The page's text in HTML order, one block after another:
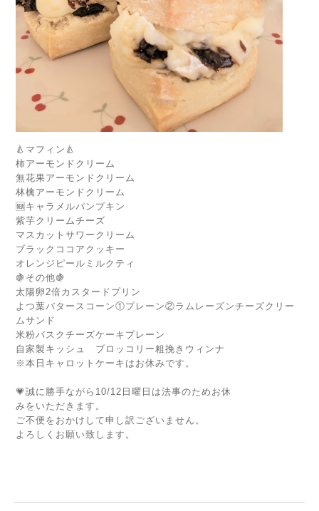
🍐マフィン🍐
柿アーモンドクリーム
無花果アーモンドクリーム
林檎アーモンドクリーム
🆕キャラメルパンプキン
紫芋クリームチーズ
マスカットサワークリーム
ブラックココアクッキー
オレンジピールミルクティ
🍇その他🍇
太陽卵2倍カスタードプリン
よつ葉バタースコーン①プレーン②ラムレーズンチーズクリー
ムサンド
米粉バスクチーズケーキプレーン
自家製キッシュ ブロッコリー粗挽きウィンナ
※本日キャロットケーキはお休みです。
💗誠に勝手ながら10/12日曜日は法事のためお休
みをいただきます。
ご不便をおかけして申し訳ございません。
よろしくお願い致します。